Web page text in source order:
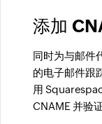
添加
同时为与邮件
的电子邮件跟
用
CNAME 并验